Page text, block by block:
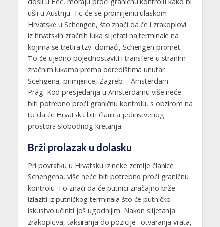
došli u Beč, moraju proći graničnu kontrolu kako bi
ušli u Austriju. To će se promijeniti ulaskom
Hrvatske u Schengen, što znači da će i zrakoplovi
iz hrvatskih zračnih luka slijetati na terminale na
kojima se tretira tzv. domaći, Schengen promet.
To će ujedno pojednostaviti i transfere u stranim
zračnim lukama prema odredištima unutar
Scehgena, primjerice, Zagreb – Amsterdam –
Prag. Kod presjedanja u Amsterdamu više neće
biti potrebno proći graničnu kontrolu, s obzirom na
to da će Hrvatska biti članica jedinstvenog
prostora slobodnog kretanja.
Brži prolazak u dolasku
Pri povratku u Hrvatsku iz neke zemlje članice
Schengena, više neće biti potrebno proći graničnu
kontrolu. To znači da će putnici značajno brže
izlaziti iz putničkog terminala što će putničko
iskustvo učiniti još ugodnijim. Nakon slijetanja
zrakoplova, taksiranja do pozicije i otvaranja vrata,